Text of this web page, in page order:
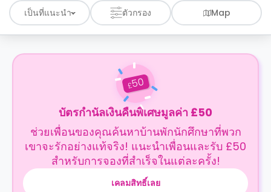
เป็นที่แนะนำ ตัวกรอง Map
£50
บัตรกำนัลเงินคืนพิเศษมูลค่า £50
ช่วยเพื่อนของคุณค้นหาบ้านพักนักศึกษาที่พวก
เขาจะรักอย่างแท้จริง! แนะนำเพื่อนและรับ £50
สำหรับการจองที่สำเร็จในแต่ละครั้ง!
เคลมสิทธิ์เลย